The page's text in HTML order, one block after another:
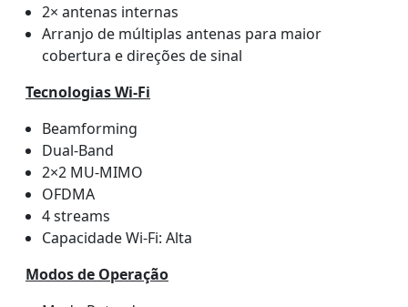
2× antenas internas
Arranjo de múltiplas antenas para maior
cobertura e direções de sinal
Tecnologias Wi-Fi
Beamforming
Dual-Band
2×2 MU-MIMO
OFDMA
4 streams
Capacidade Wi-Fi: Alta
Modos de Operação